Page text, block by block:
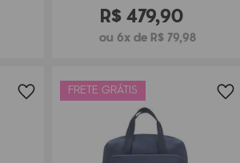
R$479,90
ou 6x de R$ 79,98
FRETE GRÁTIS